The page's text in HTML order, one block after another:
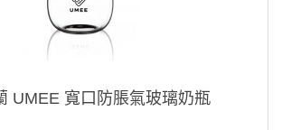
UMEE 寬口防脹氣玻璃奶瓶